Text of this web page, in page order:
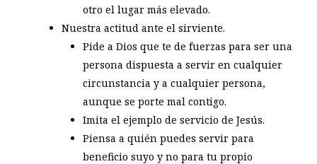
otro el lugar más elevado.
Nuestra actitud ante el sirviente.
Pide a Dios que te de fuerzas para ser una
persona dispuesta a servir en cualquier
circunstancia y a cualquier persona,
aunque se porte mal contigo.
Imita el ejemplo de servicio de Jesús.
Piensa a quién puedes servir para
beneficio suyo y no para tu propio